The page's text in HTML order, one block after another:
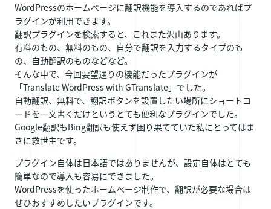
WordPressのホームぺージに翻訳機能を導入するのであればプ
ラグインが利用できます。
翻訳プラグインを検索すると、これまた沢山あります。
有料のもの、無料のもの、自分で翻訳を入力するタイプのも
の、自動翻訳のものなどなど。
そんな中で、今回要望通りの機能だったプラグインが
「Translate WordPress with GTranslate」でした。
自動翻訳、無料で、翻訳ボタンを設置したい場所にショートコ
ードを一文書くだけというとても便利なプラグインでした。
Google翻訳もBing翻訳も使えず困り果てていた私にとってはま
さに救世主です。
プラグイン自体は日本語ではありませんが、設定自体はとても
簡単なので導入も容易にできました。
WordPressを使ったホームぺージ制作で、翻訳が必要な場合は
ぜひおすすめしたいプラグインです。